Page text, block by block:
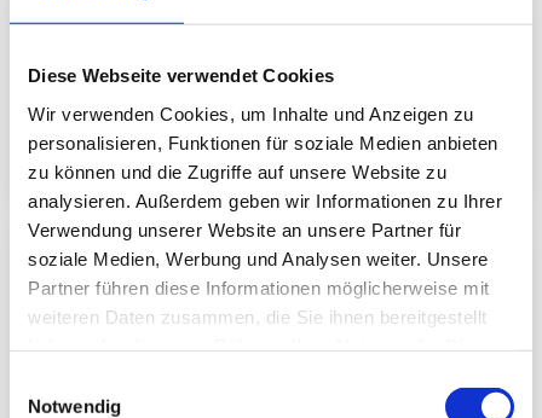
Diese Webseite verwendet Cookies
Wir verwenden Cookies, um Inhalte und Anzeigen zu
personalisieren, Funktionen für soziale Medien anbieten
zu können und die Zugriffe auf unsere Website zu
analysieren. Außerdem geben wir Informationen zu Ihrer
Verwendung unserer Website an unsere Partner für
soziale Medien, Werbung und Analysen weiter. Unsere
Partner führen diese Informationen möglicherweise mit
weiteren Daten zusammen, die Sie ihnen bereitgestellt
Notwendig
Dr. med. Christine Hoffmann
zum Profil